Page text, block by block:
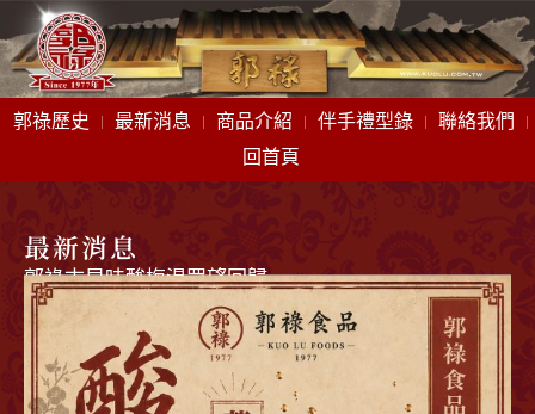
郭祿歷史 最新消息 商品介紹 伴手禮型錄
聯絡我們
回首頁
最新消息
郭祿古早味酸梅湯眾望回歸